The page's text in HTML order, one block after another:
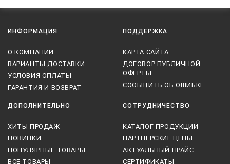
ИНФОРМАЦИЯ
О КОМПАНИИ
ВАРИАНТЫ ДОСТАВКИ
УСЛОВИЯ ОПЛАТЫ
ГАРАНТИЯ И ВОЗВРАТ
ПОДДЕРЖКА
КАРТА САЙТА
ДОГОВОР ПУБЛИЧНОЙ
ОФЕРТЫ
СООБЩИТЬ ОБ ОШИБКЕ
ДОПОЛНИТЕЛЬНО
ХИТЫ ПРОДАЖ
НОВИНКИ
ПОПУЛЯРНЫЕ ТОВАРЫ
ВСЕ ТОВАРЫ
СОТРУДНИЧЕСТВО
КАТАЛОГ ПРОДУКЦИИ
ПАРТНЕРСКИЕ ЦЕНЫ
АКТУАЛЬНЫЙ ПРАЙС
СЕРТИФИКАТЫ